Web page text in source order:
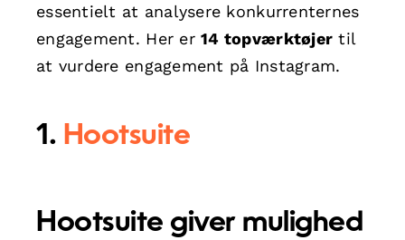
essentielt at analysere konkurrenternes
engagement. Her er14 topværktøjer til
at vurdere engagement på Instagram.
1. Hootsuite
Hootsuite giver mulighed